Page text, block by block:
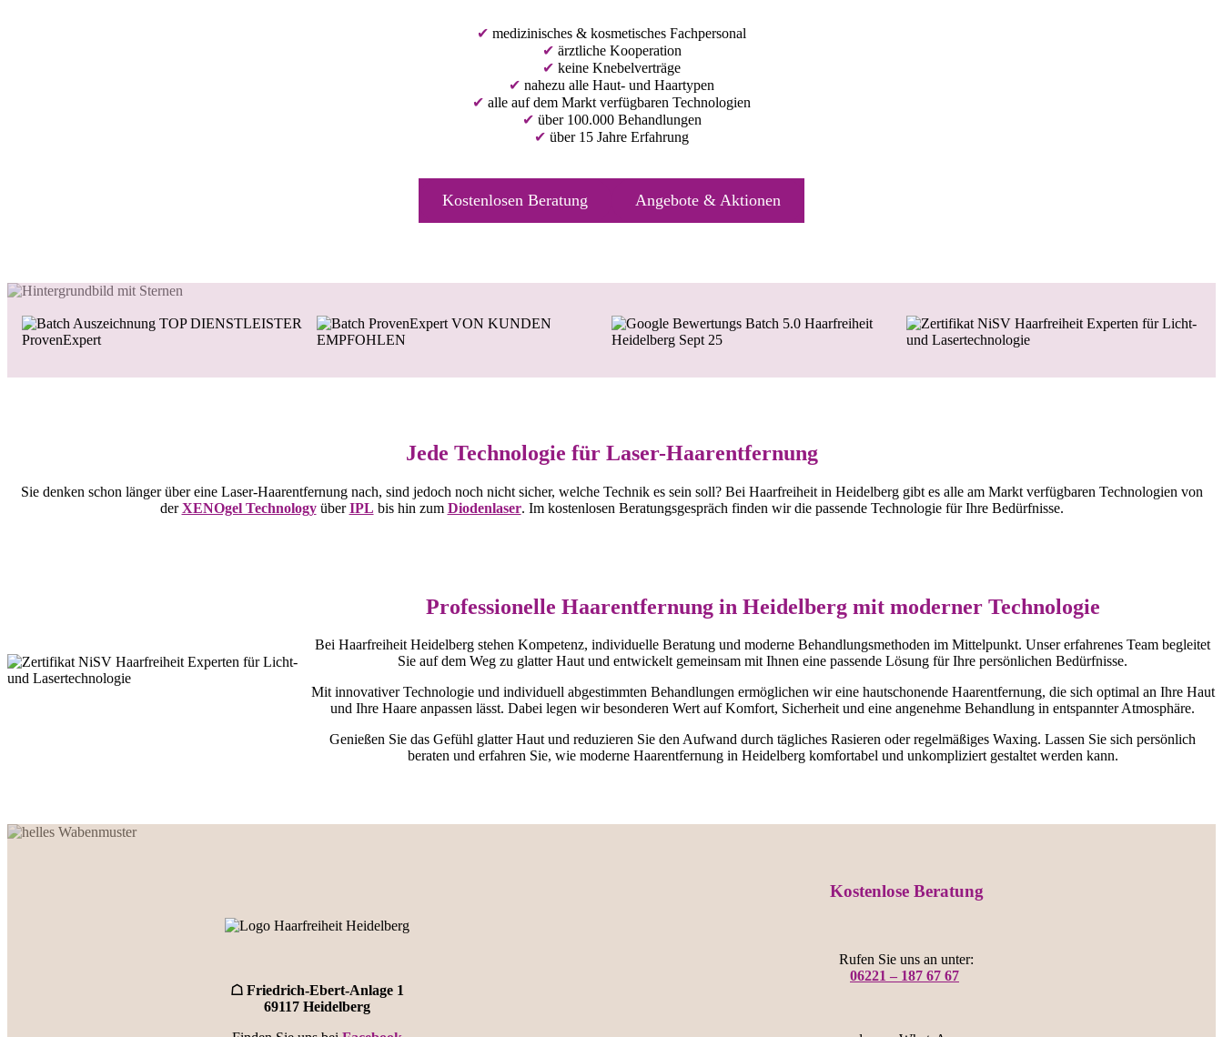
✔ medizinisches & kosmetisches Fachpersonal
✔ ärztliche Kooperation
✔ keine Knebelverträge
✔ nahezu alle Haut- und Haartypen
✔ alle auf dem Markt verfügbaren Technologien
✔ über 100.000 Behandlungen
✔ über 15 Jahre Erfahrung
Kostenlosen Beratung Angebote & Aktionen
Jede Technologie für Laser-Haarentfernung
Sie denken schon länger über eine Laser-Haarentfernung nach, sind jedoch noch nicht sicher, welche Technik es sein soll? Bei Haarfreiheit in Heidelberg gibt es alle am Markt verfügbaren Technologien von
derXENOgel TechnologyüberIPL bis hin zum Diodenlaser. Im kostenlosen Beratungsgespräch finden wir die passende Technologie für Ihre Bedürfnisse.
Professionelle Haarentfernung in Heidelberg mit moderner Technologie
Bei Haarfreiheit Heidelberg stehen Kompetenz, individuelle Beratung und moderne Behandlungsmethoden im Mittelpunkt. Unser erfahrenes Team begleitet
Sie auf dem Weg zu glatter Haut und entwickelt gemeinsam mit Ihnen eine passende Lösung für Ihre persönlichen Bedürfnisse.
Mit innovativer Technologie und individuell abgestimmten Behandlungen ermöglichen wir eine hautschonende Haarentfernung, die sich optimal an Ihre Haut
und Ihre Haare anpassen lässt. Dabei legen wir besonderen Wert auf Komfort, Sicherheit und eine angenehme Behandlung in entspannter Atmosphäre.
Genießen Sie das Gefühl glatter Haut und reduzieren Sie den Aufwand durch tägliches Rasieren oder regelmäßiges Waxing. Lassen Sie sich persönlich
beraten und erfahren Sie, wie moderne Haarentfernung in Heidelberg komfortabel und unkompliziert gestaltet werden kann.
☖ Friedrich-Ebert-Anlage 1
69117 Heidelberg
Kostenlose Beratung
Rufen Sie uns an unter:
06221 – 187 67 67